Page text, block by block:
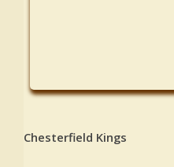
Chesterfield Kings